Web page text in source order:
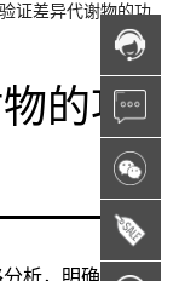
证差异代谢物的功
的功
析，明确其属于